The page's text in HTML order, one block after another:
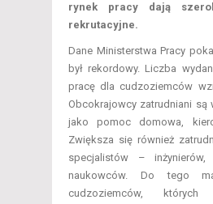
rynek pracy dają
rekrutacyjne.
Dane Ministerstwa Pracy
był rekordowy. Liczba
pracę dla cudzoziemców
Obcokrajowcy zatrudniani są
jako pomoc domowa,
Zwiększa się również
specjalistów –
naukowców. Do tego
cudzoziemców,